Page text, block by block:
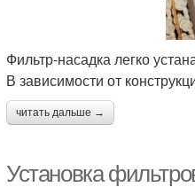
Фильтр-насадка легко
В зависимости от
читать дальше →
Установка